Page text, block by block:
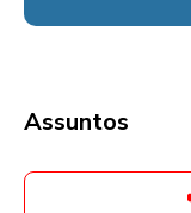
Assuntos